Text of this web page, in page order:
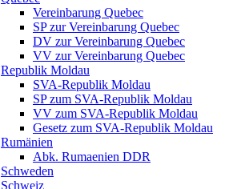
Vereinbarung Quebec
SP zur Vereinbarung Quebec
DV zur Vereinbarung Quebec
VV zur Vereinbarung Quebec
Republik Moldau
SVA-Republik Moldau
SP zum SVA-Republik Moldau
VV zum SVA-Republik Moldau
Gesetz zum SVA-Republik Moldau
Rumänien
Abk. Rumaenien DDR
Schweden
Schweiz